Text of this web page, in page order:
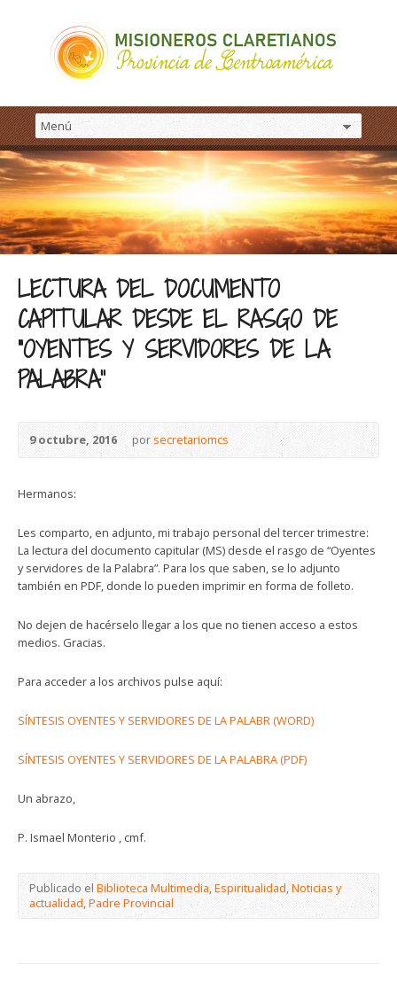
LECTURA DEL DOCUMENTO
CAPITULAR DESDE EL RASGO DE
“OYENTES Y SERVIDORES DE LA
PALABRA”
9 octubre, 2016 porsecretariomcs
Hermanos:
Les comparto, en adjunto, mi trabajo personal del tercer trimestre:
La lectura del documento capitular (MS) desde el rasgo de “Oyentes
y servidores de la Palabra”. Para los que saben, se lo adjunto
también en PDF, donde lo pueden imprimir en forma de folleto.
No dejen de hacérselo llegar a los que no tienen acceso a estos
medios. Gracias.
Para acceder a los archivos pulse aquí:
SÍNTESIS OYENTES Y SERVIDORES DE LA PALABR (WORD)
SÍNTESIS OYENTES Y SERVIDORES DE LA PALABRA (PDF)
Un abrazo,
P. Ismael Monterio , cmf.
Publicado el Biblioteca Multimedia,Espiritualidad,Noticias y
actualidad,Padre Provincial